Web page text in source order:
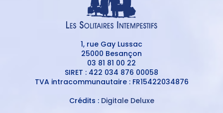
1, rue Gay Lussac
25000 Besançon
03 81 81 00 22
SIRET : 422 034 876 00058
TVA intracommunautaire : FR15422034876
Crédits : Digitale Deluxe